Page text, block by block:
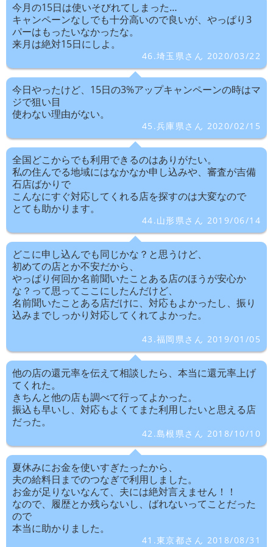
今月の15日は使いそびれてしまった…
キャンペーンなしでも十分高いので良いが、やっぱり3
パーはもったいなかったな。
来月は絶対15日にしよ。
46.埼玉県さん 2020/03/22
今日やったけど、15日の3%アップキャンペーンの時はマ
ジで狙い目
使わない理由がない。
45.兵庫県さん 2020/02/15
全国どこからでも利用できるのはありがたい。
私の住んでる地域にはなかなか申し込みや、審査が吉備
石店ばかりで
こんなにすぐ対応してくれる店を探すのは大変なので
とても助かります。
44.山形県さん 2019/06/14
どこに申し込んでも同じかな？と思うけど、
初めての店とか不安だから、
やっぱり何回か名前聞いたことある店のほうが安心か
な？って思ってここにしたんだけど、
名前聞いたことある店だけに、対応もよかったし、振り
込みまでしっかり対応してくれてよかった。
43.福岡県さん 2019/01/05
他の店の還元率を伝えて相談したら、本当に還元率上げ
てくれた。
きちんと他の店も調べて行ってよかった。
振込も早いし、対応もよくてまた利用したいと思える店
だった。
42.島根県さん 2018/10/10
夏休みにお金を使いすぎたったから、
夫の給料日までのつなぎで利用しました。
お金が足りないなんて、夫には絶対言えません！！
なので、履歴とか残らないし、ばれないってことだった
ので
本当に助かりました。
41.東京都さん 2018/08/31